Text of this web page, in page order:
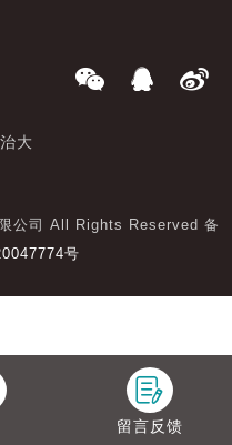
大
公司 All Rights Reserved 备
号
留言反馈